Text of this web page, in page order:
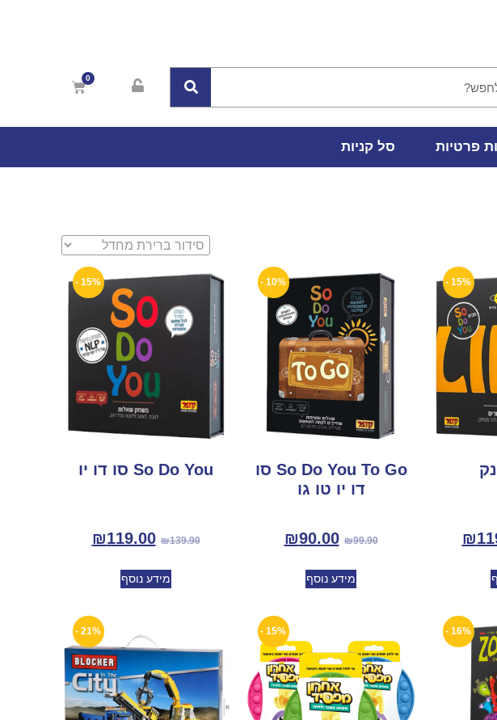
פרטיות סל קניות
15% -
₪
10% -
So Do You To Go סו
דו יו טו גו
₪99.90
₪90.00
מידע נוסף
15% -
So Do You סו דו יו
₪139.90
₪119.00
מידע נוסף
16% -
15% -
21% -